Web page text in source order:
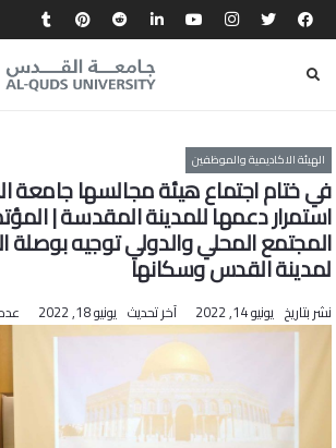
الهيئة الاكاديمية والموظفين
في ختام اجتماع هيئة مجالسها
استمرار دعمها للمدينة المقدسة |
المجتمع المحلي والدولي توجيه بوصلة
لمدينة القدس وسكانها
نشر بتاريخ يونيو 14, 2022 آخر تحديث يونيو 18, 2022